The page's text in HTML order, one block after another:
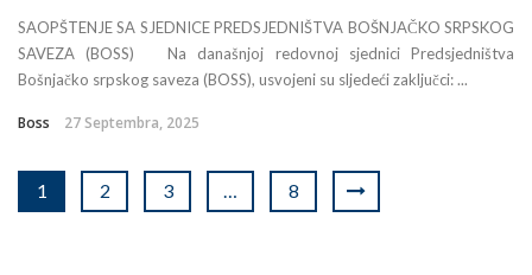
SAOPŠTENJE SA SJEDNICE PREDSJEDNIŠTVA BOŠNJAČKO SRPSKOG
SAVEZA (BOSS) Na današnjoj redovnoj sjednici Predsjedništva
Bošnjačko srpskog saveza (BOSS), usvojeni su sljedeći zaključci: ...
Boss 27 Septembra, 2025
1 2 3 8